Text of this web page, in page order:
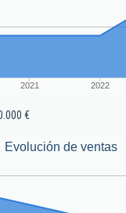
2021 2022
€
Evolución de ventas